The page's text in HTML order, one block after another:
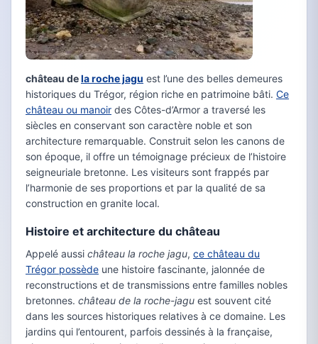
château dela roche jagu est l’une des belles demeures
historiques du Trégor, région riche en patrimoine bâti. Ce
château ou manoir des Côtes-d’Armor a traversé les
siècles en conservant son caractère noble et son
architecture remarquable. Construit selon les canons de
son époque, il offre un témoignage précieux de l’histoire
seigneuriale bretonne. Les visiteurs sont frappés par
l’harmonie de ses proportions et par la qualité de sa
construction en granite local.
Histoire et architecture du château
Appelé aussi château la roche jagu, ce château du
Trégor possède une histoire fascinante, jalonnée de
reconstructions et de transmissions entre familles nobles
bretonnes. château de la roche-jagu est souvent cité
dans les sources historiques relatives à ce domaine. Les
jardins qui l’entourent, parfois dessinés à la française,